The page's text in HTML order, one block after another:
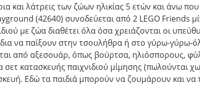
και λάτρεις των ζώων ηλικίας 5 ετών και άνω
(42640) συνοδεύεται από 2 LEGO Friends
με ζώα διαθέτει όλα όσα χρειάζονται οι
να παίξουν στην τσουλήθρα ή στο γύρω-
από αξεσουάρ, όπως βούρτσα, ηλιόσπορους,
κατασκευής παιχνιδιού μίμησης (πωλούνται
Εδώ τα παιδιά μπορούν να ζουμάρουν και